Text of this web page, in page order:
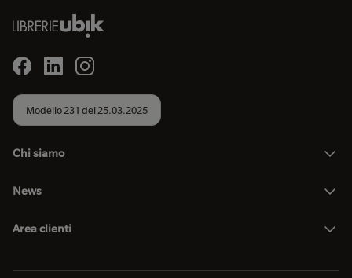
Modello 231 del 25.03.2025
Chi siamo
News
Area clienti